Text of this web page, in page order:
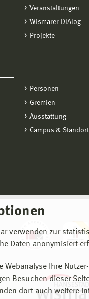
verwenden zur
Daten anonymisiert
Ihre
Besuchen dieser
dort auch weitere
Veranstaltungen
Wismarer DIAlog
Projekte
Personen
Gremien
Ausstattung
Campus &